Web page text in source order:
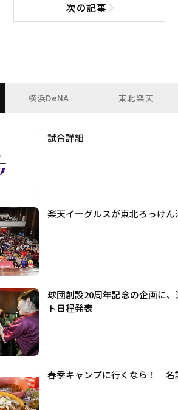
次の記事次の記事へ
横浜DeNA 東北楽天
試合詳細
楽天イーグルスが東北ろっけん
球団創設20周年記念の企画に
ト日程発表
春季キャンプに行くなら！ 名